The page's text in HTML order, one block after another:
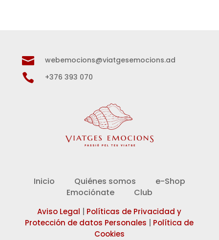
 webemocions@viatgesemocions.ad
 +376 393 070
Inicio Quiénes somos
e-Shop
Emociónate
Club
Aviso Legal
Políticas de Privacidad y
Protección de datos Personales
Política de
Cookies